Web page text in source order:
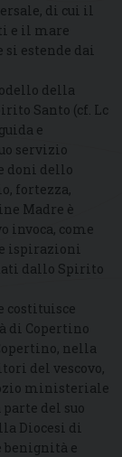
di cui il
e il mare
estende dai
della
Santo (cf. Lc
e
servizio
doni dello
fortezza,
Madre è
invoca, come
ispirazioni
dallo Spirito
costituisce
di Copertino
nella
del vescovo,
ministeriale
del suo
Diocesi di
benignità e